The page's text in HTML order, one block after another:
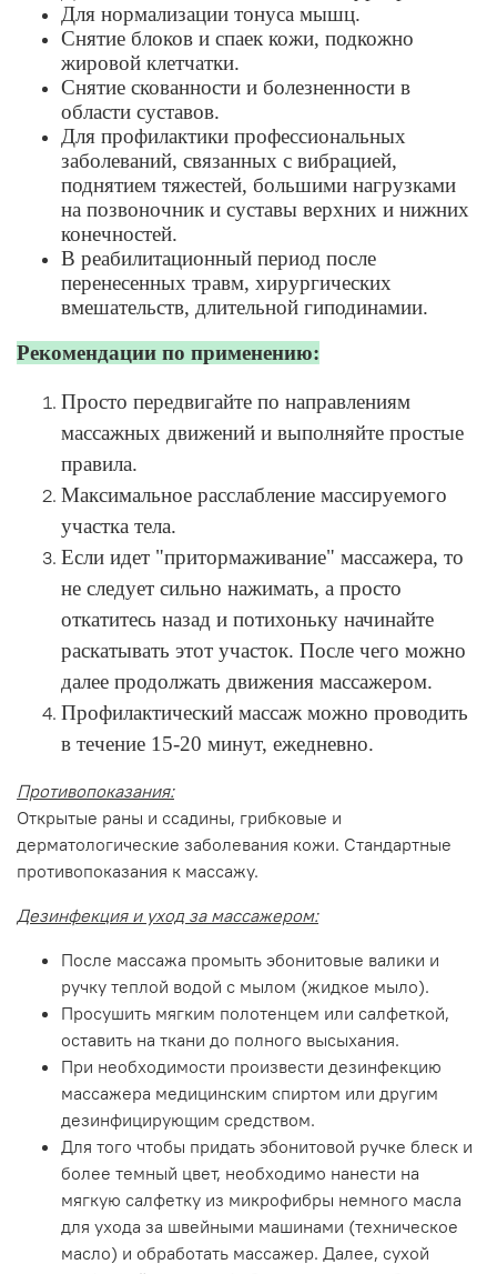
Для нормализации тонуса мышц.
Снятие блоков и спаек кожи, подкожно
жировой клетчатки.
Снятие скованности и болезненности в
области суставов.
Для профилактики профессиональных
заболеваний, связанных с вибрацией,
поднятием тяжестей, большими нагрузками
на позвоночник и суставы верхних и нижних
конечностей.
В реабилитационный период после
перенесенных травм, хирургических
вмешательств, длительной гиподинамии.
Рекомендации по применению:
Просто передвигайте по направлениям
массажных движений и выполняйте простые
правила.
Максимальное расслабление массируемого
участка тела.
Если идет "притормаживание" массажера, то
не следует сильно нажимать, а просто
откатитесь назад и потихоньку начинайте
раскатывать этот участок. После чего можно
далее продолжать движения массажером.
Профилактический массаж можно проводить
в течение 15-20 минут, ежедневно.
Противопоказания:
Открытые раны и ссадины, грибковые и
дерматологические заболевания кожи. Стандартные
противопоказания к массажу.
Дезинфекция и уход за массажером:
После массажа промыть эбонитовые валики и
ручку теплой водой с мылом (жидкое мыло).
Просушить мягким полотенцем или салфеткой,
оставить на ткани до полного высыхания.
При необходимости произвести дезинфекцию
массажера медицинским спиртом или другим
дезинфицирующим средством.
Для того чтобы придать эбонитовой ручке блеск и
более темный цвет, необходимо нанести на
мягкую салфетку из микрофибры немного масла
для ухода за швейными машинами (техническое
масло) и обработать массажер. Далее, сухой